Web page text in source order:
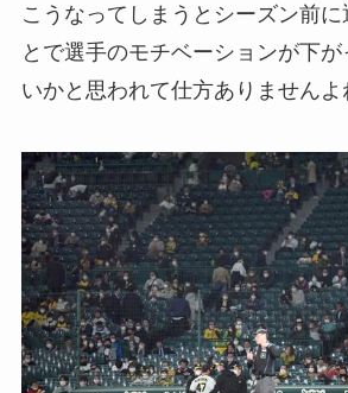
こうなってしまうとシーズン前に
とで選手のモチベーションが下
いかと思われて仕方ありませんよ